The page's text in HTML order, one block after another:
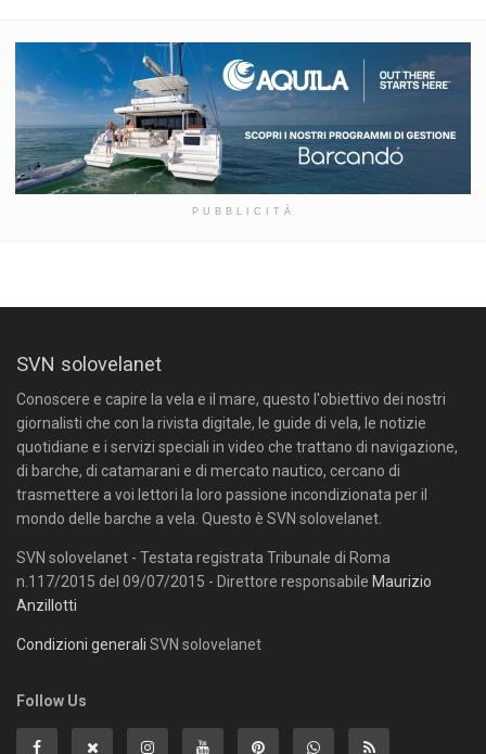
PUBBLICITÀ
SVN solovelanet
Conoscere e capire la vela e il mare, questo l'obiettivo dei nostri
giornalisti che con la rivista digitale, le guide di vela, le notizie
quotidiane e i servizi speciali in video che trattano di navigazione,
di barche, di catamarani e di mercato nautico, cercano di
trasmettere a voi lettori la loro passione incondizionata per il
mondo delle barche a vela. Questo è SVN solovelanet.
SVN solovelanet - Testata registrata Tribunale di Roma
n.117/2015 del 09/07/2015 - Direttore responsabile Maurizio
Anzillotti
Condizioni generali SVN solovelanet
Follow Us